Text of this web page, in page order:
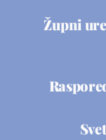
Župni